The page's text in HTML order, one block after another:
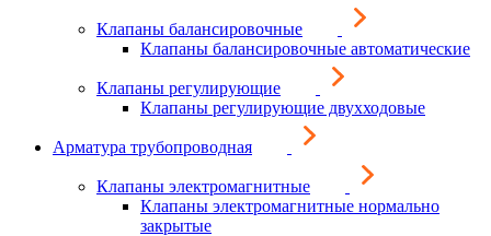
Клапаны балансировочные
Клапаны балансировочные автоматические
Клапаны регулирующие
Клапаны регулирующие двухходовые
Арматура трубопроводная
Клапаны электромагнитные
Клапаны электромагнитные нормально
закрытые